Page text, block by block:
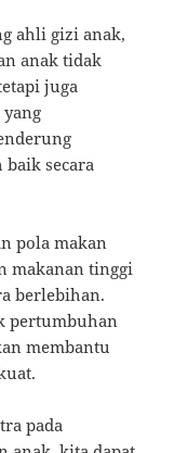
ahli gizi anak,
anak tidak
juga
secara
pola makan
makanan tinggi
berlebihan.
pertumbuhan
membantu
pada